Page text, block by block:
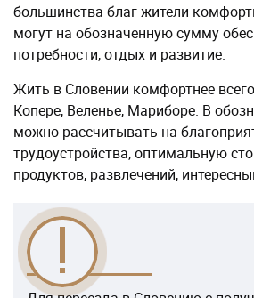
большинства благ жители
могут на обозначенную сумму
потребности, отдых и развитие.
Жить в Словении комфортнее
Копере, Веленье, Мариборе. В
можно рассчитывать на
трудоустройства, оптимальную
продуктов, развлечений,